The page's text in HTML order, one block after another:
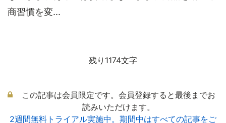
商習慣を変...
残り1174文字
この記事は会員限定です。会員登録すると最後までお
読みいただけます。
2週間無料トライアル実施中。期間中はすべての記事をご